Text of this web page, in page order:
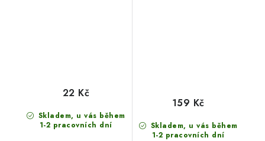
Skladem, u vás během
1-2 pracovních dní
22 Kč
Skladem, u vás během
1-2 pracovních dní
159 Kč